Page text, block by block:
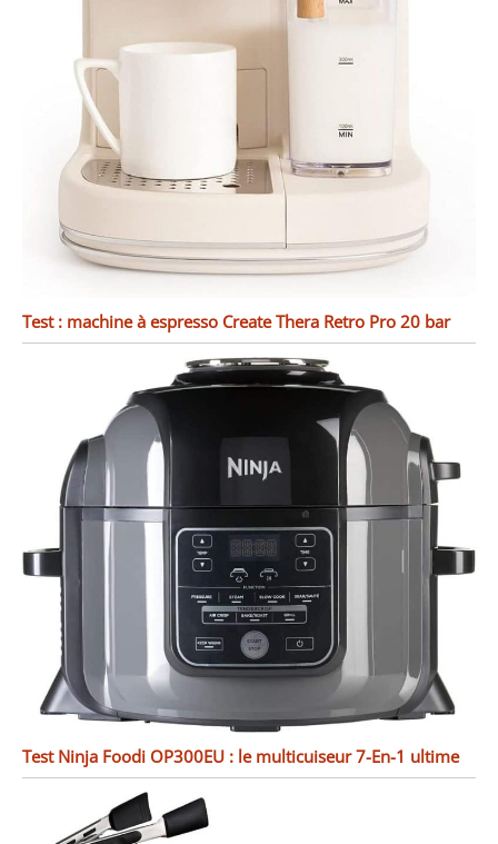
Test : machine à espresso Create Thera Retro Pro 20 bar
Test Ninja Foodi OP300EU : le multicuiseur 7-En-1 ultime